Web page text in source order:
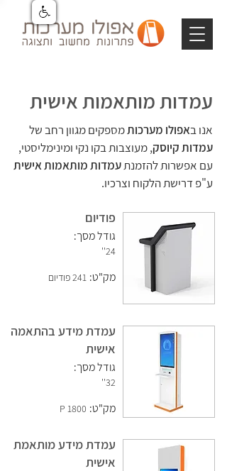
עמדות מותאמות אישית
אנו באפולו מערכותמספקים מגוון רחב של
עמדות קיוסק, מעוצבות בקו נקי ומינימליסטי,
עם אפשרות להזמנתעמדות מותאמות אישית
ע"פ דרישת הלקוח וצרכיו.
פודיום
גודל מסך:
24''
241 פודיום מק"ט:
עמדת מידע בהתאמה
אישית
גודל מסך:
32''
1800 P מק"ט:
עמדת מידע מותאמת
אישית